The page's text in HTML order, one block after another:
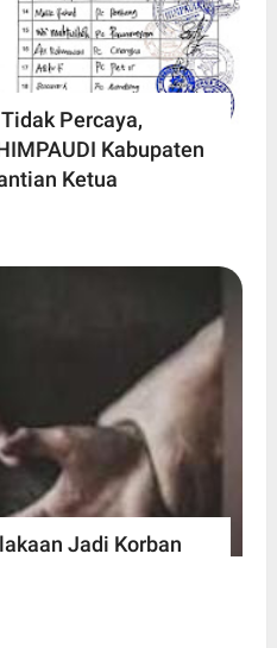
Percaya,
Kabupaten
Ketua
Jadi Korban